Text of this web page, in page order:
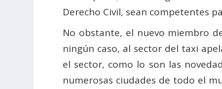
Derecho Civil, sean competentes
No obstante, el nuevo miembro
ningún caso, al sector del taxi
el sector, como lo son las
numerosas ciudades de todo el